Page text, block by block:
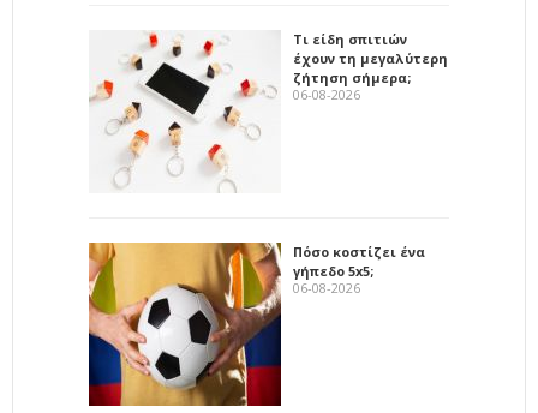
Τι είδη σπιτιών
έχουν τη μεγαλύτερη
ζήτηση σήμερα;
06-08-2026
Πόσο κοστίζει ένα
γήπεδο 5x5;
06-08-2026